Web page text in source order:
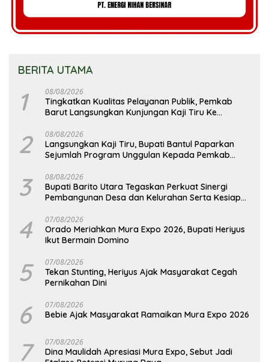
BERITA UTAMA
1 08/08/2026
Tingkatkan Kualitas Pelayanan Publik, Pemkab
Barut Langsungkan Kunjungan Kaji Tiru Ke
2 08/08/2026
Langsungkan Kaji Tiru, Bupati Bantul Paparkan
Sejumlah Program Unggulan Kepada Pemkab
3 08/08/2026
Bupati Barito Utara Tegaskan Perkuat Sinergi
Pembangunan Desa dan Kelurahan Serta Kesiapan
4 07/08/2026
Orado Meriahkan Mura Expo 2026, Bupati Heriyus
Ikut Bermain Domino
5 07/08/2026
Tekan Stunting, Heriyus Ajak Masyarakat Cegah
Pernikahan Dini
6 07/08/2026
Bebie Ajak Masyarakat Ramaikan Mura Expo 2026
7 07/08/2026
Dina Maulidah Apresiasi Mura Expo, Sebut Jadi